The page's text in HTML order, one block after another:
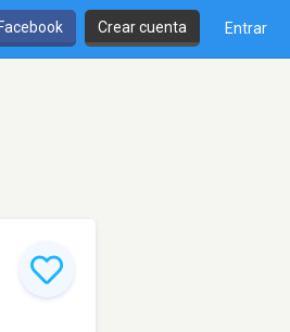
Crear cuenta Entrar